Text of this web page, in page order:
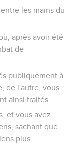
les mains du
après avoir été
de
publiquement à
de l'autre, vous
ainsi traités.
et vous avez
sachant que
plus